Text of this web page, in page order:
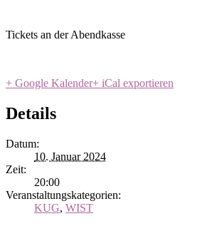
Tickets an der Abendkasse
+ Google Kalender+ iCal exportieren
Details
Datum:
10. Januar 2024
Zeit:
20:00
Veranstaltungskategorien:
KUG, WIST